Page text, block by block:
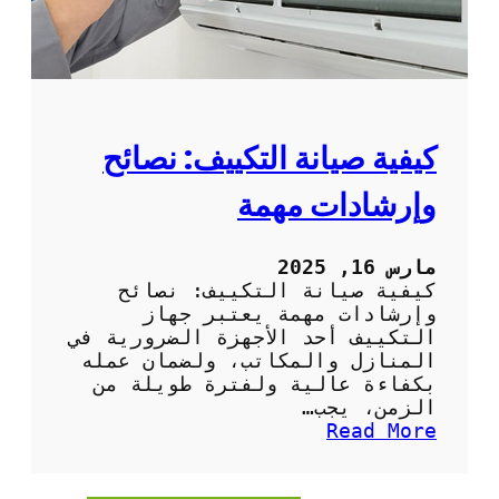
ا
ل
د
و
ة
ل
ك
ف
ا
ت
ا
ل
ه
كيفية صيانة التكييف: نصائح
وإرشادات مهمة
مارس 16, 2025
كيفية صيانة التكييف: نصائح
وإرشادات مهمة يعتبر جهاز
التكييف أحد الأجهزة الضرورية في
المنازل والمكاتب، ولضمان عمله
بكفاءة عالية ولفترة طويلة من
الزمن، يجب…
Read More